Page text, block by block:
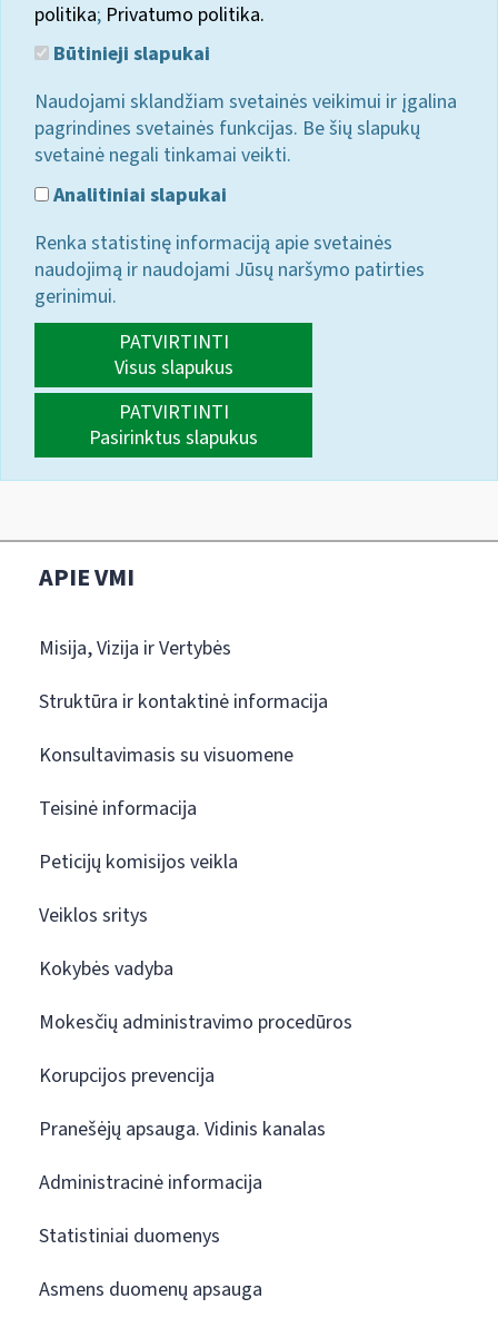
politika; Privatumo politika.
Būtinieji slapukai
Naudojami sklandžiam svetainės veikimui ir įgalina
pagrindines svetainės funkcijas. Be šių slapukų
svetainė negali tinkamai veikti.
Analitiniai slapukai
Renka statistinę informaciją apie svetainės
naudojimą ir naudojami Jūsų naršymo patirties
gerinimui.
PATVIRTINTI
Visus slapukus
PATVIRTINTI
Pasirinktus slapukus
APIE VMI
Misija, Vizija ir Vertybės
Struktūra ir kontaktinė informacija
Konsultavimasis su visuomene
Teisinė informacija
Peticijų komisijos veikla
Veiklos sritys
Kokybės vadyba
Mokesčių administravimo procedūros
Korupcijos prevencija
Pranešėjų apsauga. Vidinis kanalas
Administracinė informacija
Statistiniai duomenys
Asmens duomenų apsauga